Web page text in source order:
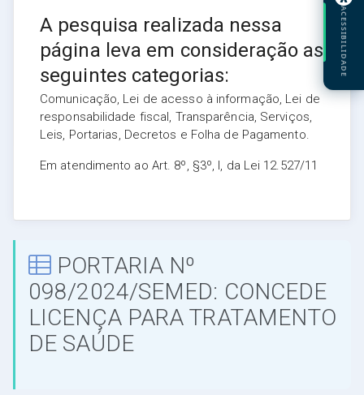
A pesquisa realizada nessa
página leva em consideração as
seguintes categorias:
Comunicação, Lei de acesso à informação, Lei de
responsabilidade fiscal, Transparência, Serviços,
Leis, Portarias, Decretos e Folha de Pagamento.
Em atendimento ao Art. 8º, §3º, I, da Lei 12.527/11
PORTARIA Nº
098/2024/SEMED: CONCEDE
LICENÇA PARA TRATAMENTO
DE SAÚDE
ACESSIBILIDADE